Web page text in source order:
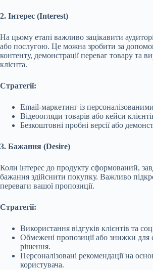
2. Інтерес (Interest)
На цьому етапі важливо зацікавити
або послугою. Це можна зробити за
контенту, демонстрації переваг товару та
клієнта.
Стратегії:
Email-маркетинг із
Відеоогляди товарів або кейси
Безкоштовні пробні версії або
3. Бажання (Desire)
Коли інтерес до продукту сформований,
бажання здійснити покупку. Важливо
переваги вашої пропозиції.
Стратегії:
Використання відгуків клієнтів та
Обмежені пропозиції або знижки для
рішення.
Персоналізовані рекомендації на
користувача.